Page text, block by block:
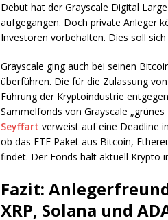
Debüt hat der Grayscale Digital
aufgegangen. Doch private Anleger
Investoren vorbehalten. Dies soll
Grayscale ging auch bei seinen
überführen. Die für die Zulassung
Führung der Kryptoindustrie
Sammelfonds von Grayscale
Seyffart verweist auf eine Deadline
ob das ETF Paket aus Bitcoin,
findet. Der Fonds hält aktuell Krypto
Fazit:
XRP, Solana und